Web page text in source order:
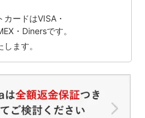
ードはVISA・
・Dinersです。
ます。